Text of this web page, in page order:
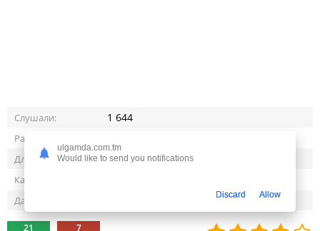
Слушали: 1 644
Размер:
Длительность: 03:19
Качество:
Дата релиза:
21 7
ulgamda.com.tm
Would like to send you notifications
Discard Allow